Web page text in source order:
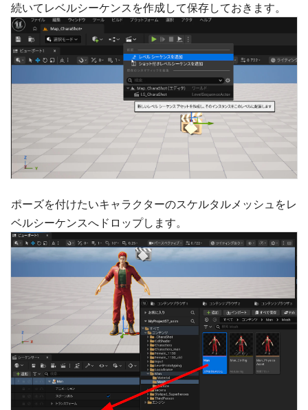
続いてレベルシーケンスを作成して保存しておきます。
ポーズを付けたいキャラクターのスケルタルメッシュをレ
ベルシーケンスへドロップします。